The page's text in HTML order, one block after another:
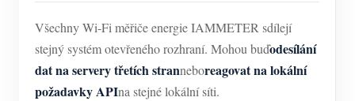
Všechny Wi-Fi měřiče energie IAMMETER sdílejí
stejný systém otevřeného rozhraní. Mohou buďodesílání
dat na servery třetích stranneboreagovat na lokální
požadavky APIna stejné lokální síti.